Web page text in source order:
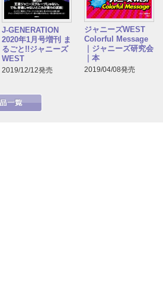
J-GENERATION
2020年1月号増刊 ま
るごと!!ジャニーズ
WEST
2019/12/12発売
ジャニーズWEST
Colorful Message
｜ジャニーズ研究会
｜本
2019/04/08発売